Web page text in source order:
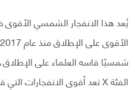
يُعد هذا الانفجار الشمسي الأقوى
شمسيًا قاسه العلماء على الإطلاق،
الفئة X تعد أقوى الانفجارات التي قد تسببها شمسنا.